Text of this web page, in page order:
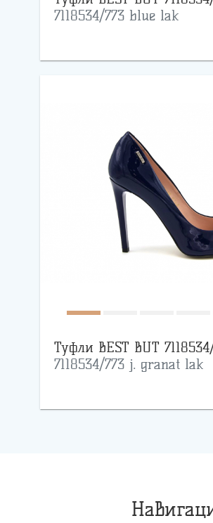
7118534/773 blue lak
Туфли BEST BUT
7118534/773 j. granat lak